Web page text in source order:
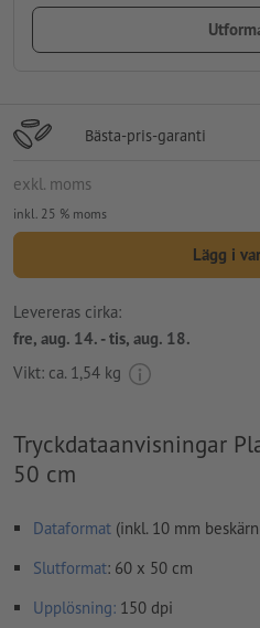
Bästa-pris-garanti
exkl. moms
inkl. 25 % moms
Lägg i
Levereras cirka:
fre, aug. 14. - tis, aug. 18.
Vikt: ca. 1,54 kg
Tryckdataanvisningar
50 cm
Dataformat (inkl. 10 mm
Slutformat: 60 x 50 cm
Upplösning: 150 dpi